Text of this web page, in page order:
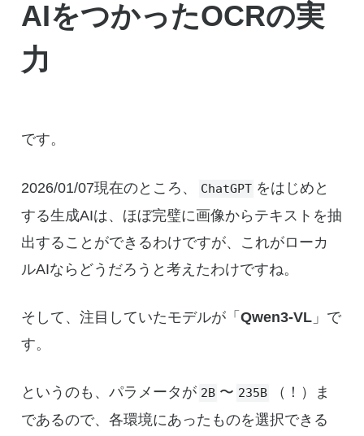
AIをつかったOCRの実
力
です。
2026/01/07現在のところ、 ChatGPT をはじめと
する生成AIは、ほぼ完璧に画像からテキストを抽
出することができるわけですが、これがローカ
ルAIならどうだろうと考えたわけですね。
そして、注目していたモデルが「Qwen3-VL 」で
す。
というのも、パラメータが 2B 〜 235B
（！）ま
であるので、各環境にあったものを選択できる